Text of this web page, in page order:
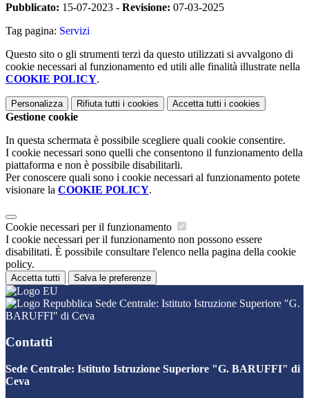
Pubblicato: 15-07-2023 - Revisione: 07-03-2025
Tag pagina: Servizi
Questo sito o gli strumenti terzi da questo utilizzati si avvalgono di
cookie necessari al funzionamento ed utili alle finalità illustrate nella
COOKIE POLICY.
Personalizza Rifiuta tutti i cookies Accetta tutti i cookies
Gestione cookie
In questa schermata è possibile scegliere quali cookie consentire.
I cookie necessari sono quelli che consentono il funzionamento della
piattaforma e non è possibile disabilitarli.
Per conoscere quali sono i cookie necessari al funzionamento potete
visionare la COOKIE POLICY.
Cookie necessari per il funzionamento
I cookie necessari per il funzionamento non possono essere
disabilitati. È possibile consultare l'elenco nella pagina della cookie
policy.
Accetta tutti Salva le preferenze
Sede Centrale: Istituto Istruzione Superiore "G.
BARUFFI" di Ceva
Contatti
Sede Centrale: Istituto Istruzione Superiore "G. BARUFFI" di
Ceva